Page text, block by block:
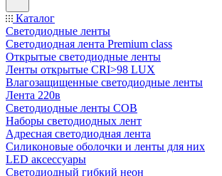
Каталог
Светодиодные ленты
Светодиодная лента Premium class
Открытые светодиодные ленты
Ленты открытые CRI>98 LUX
Влагозащищенные светодиодные ленты
Лента 220в
Светодиодные ленты COB
Наборы светодиодных лент
Адресная светодиодная лента
Силиконовые оболочки и ленты для них
LED аксессуары
Светодиодный гибкий неон